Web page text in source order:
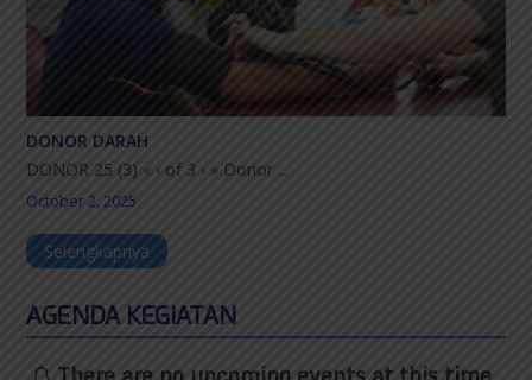
DONOR DARAH
DONOR 25 (3) « ‹ of 3 › » Donor ...
October 2, 2025
Selengkapnya
AGENDA KEGIATAN